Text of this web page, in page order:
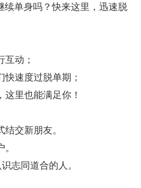
续单身吗？快来这里，迅速脱
动；
速度过脱单期；
里也能满足你！
交新朋友。
志同道合的人。